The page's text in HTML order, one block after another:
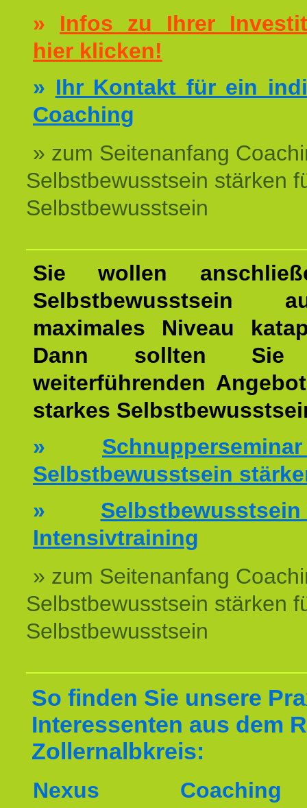
» Infos zu Ihrer
hier klicken!
» Ihr Kontakt für ein
Coaching
» zum Seitenanfang
Selbstbewusstsein stärken
Selbstbewusstsein
Sie wollen
Selbstbewusstsein
maximales Niveau
Dann sollten Sie
weiterführenden
starkes
»
Selbstbewusstsein
»
Intensivtraining
» zum Seitenanfang
Selbstbewusstsein stärken
Selbstbewusstsein
So finden Sie unsere
Interessenten aus dem
Zollernalbkreis:
Nexus